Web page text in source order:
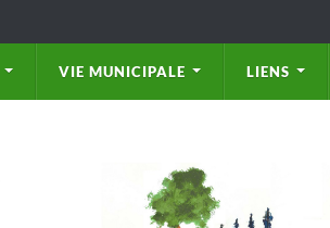
VIE MUNICIPALE LIENS